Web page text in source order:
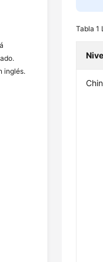
inglés.
Tabla 1